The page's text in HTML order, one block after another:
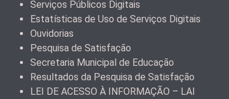
Serviços Públicos Digitais
Estatísticas de Uso de Serviços Digitais
Ouvidorias
Pesquisa de Satisfação
Secretaria Municipal de Educação
Resultados da Pesquisa de Satisfação
LEI DE ACESSO À INFORMAÇÃO – LAI